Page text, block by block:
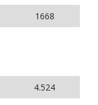
1668
4.524